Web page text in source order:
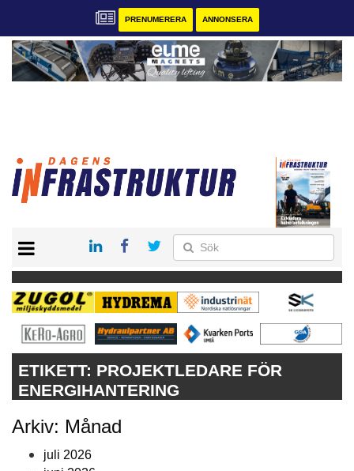
PRENUMERERA ANNONSERA
KONTAKT
VÅRA ANDRA MAGASIN
PRENUMERERA
ANNONSERA
ETIKETT: PROJEKTLEDARE FÖR
ENERGIHANTERING
Arkiv: Månad
juli 2026